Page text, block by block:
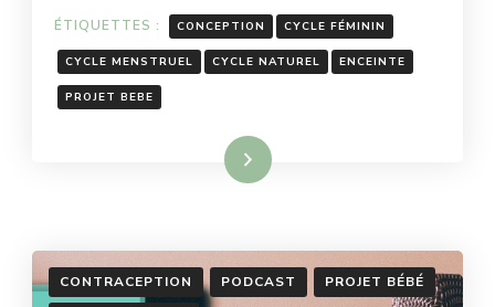
DE
TON
CYCLE
ÉTIQUETTES : CONCEPTION CYCLE FÉMININ
CYCLE MENSTRUEL CYCLE NATUREL ENCEINTE
PROJET BEBE
Lire la suite
CONTRACEPTION PODCAST
PROJET BÉBÉ